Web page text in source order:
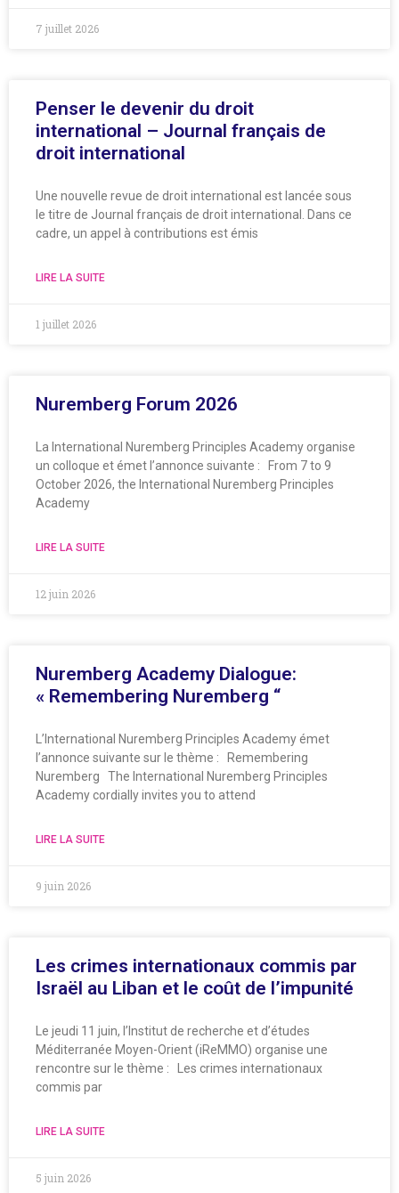
7 juillet 2026
Penser le devenir du droit
international – Journal français de
droit international
Une nouvelle revue de droit international est lancée sous
le titre de Journal français de droit international. Dans ce
cadre, un appel à contributions est émis
LIRE LA SUITE
1 juillet 2026
Nuremberg Forum 2026
La International Nuremberg Principles Academy organise
un colloque et émet l’annonce suivante : From 7 to 9
October 2026, the International Nuremberg Principles
Academy
LIRE LA SUITE
12 juin 2026
Nuremberg Academy Dialogue:
« Remembering Nuremberg “
L’International Nuremberg Principles Academy émet
l’annonce suivante sur le thème : Remembering
Nuremberg The International Nuremberg Principles
Academy cordially invites you to attend
LIRE LA SUITE
9 juin 2026
Les crimes internationaux commis par
Israël au Liban et le coût de l’impunité
Le jeudi 11 juin, l’Institut de recherche et d’études
Méditerranée Moyen-Orient (iReMMO) organise une
rencontre sur le thème : Les crimes internationaux
commis par
LIRE LA SUITE
5 juin 2026